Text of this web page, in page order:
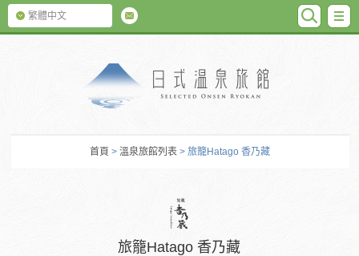
繁體中文
首頁 >溫泉旅館列表 > 旅籠Hatago 香乃藏
旅籠Hatago 香乃藏